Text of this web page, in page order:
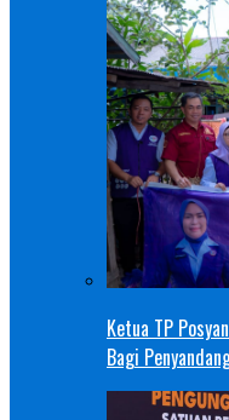
Ketua TP
Bagi